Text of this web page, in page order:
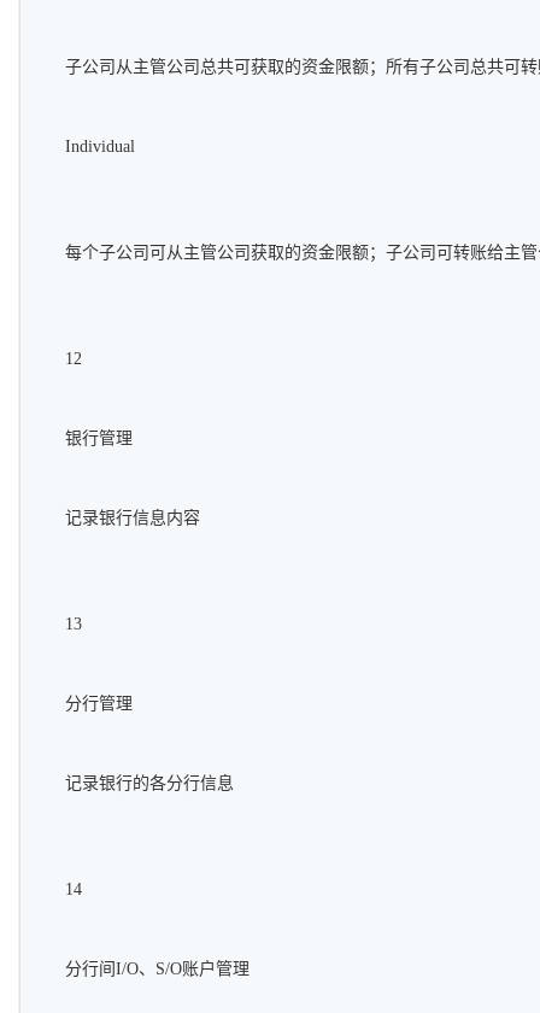
子公司从主管公司总共可获取的资金限额；所有子公司总共可
Individual
每个子公司可从主管公司获取的资金限额；子公司可转账给主
12
银行管理
记录银行信息内容
13
分行管理
记录银行的各分行信息
14
分行间I/O、S/O账户管理